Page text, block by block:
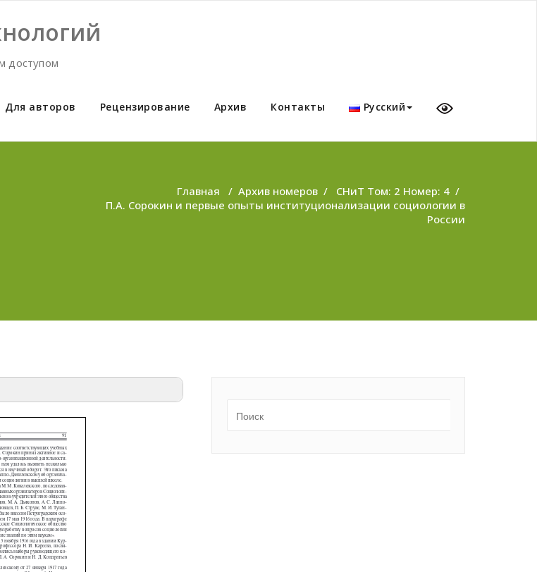
доступом
Для авторов Рецензирование Архив Контакты Русский
Главная / Архив номеров / СНиТ Том: 2 Номер: 4 /
П.А. Сорокин и первые опыты институционализации социологии в
России